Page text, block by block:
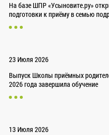
На базе ШПР «Усыновите.ру»
подготовки к приёму в семью
23 Июля 2026
Выпуск Школы приёмных
2026 года завершила обучение
13 Июля 2026